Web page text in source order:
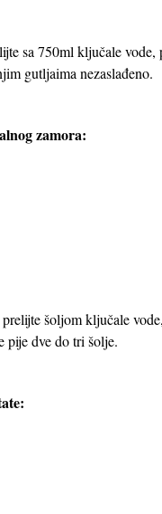
sa 750ml ključale
gutljaima nezaslađeno.
zamora:
šoljom ključale
pije dve do tri šolje.